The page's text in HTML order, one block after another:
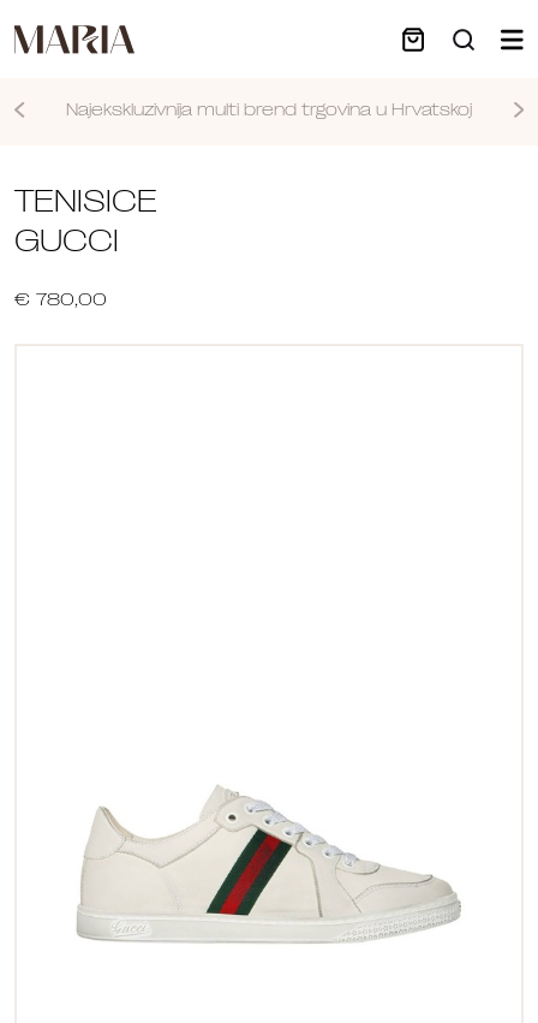
Najekskluzivnija multi brend trgovina u Hrvatskoj
TENISICE
GUCCI
€ 780,00